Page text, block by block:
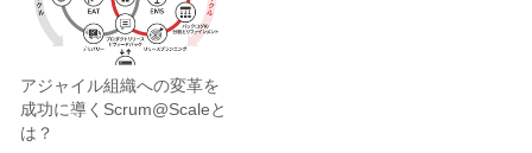
アジャイル組織への変革を
成功に導くScrum@Scaleと
は？